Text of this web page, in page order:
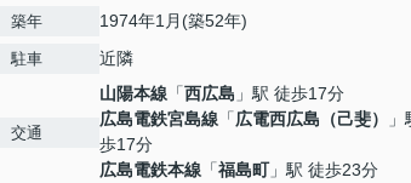
築年 1974年1月(築52年)
駐車 近隣
交通
山陽本線 「西広島 」駅 徒歩17分
広島電鉄宮島線 「広電西広島（己斐）
歩17分
広島電鉄本線 「福島町」駅 徒歩23分